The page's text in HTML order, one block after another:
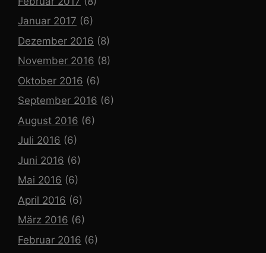
Januar 2017 (6)
Dezember 2016 (8)
November 2016 (8)
Oktober 2016 (6)
September 2016 (6)
August 2016 (6)
Juli 2016 (6)
Juni 2016 (6)
Mai 2016 (6)
April 2016 (6)
März 2016 (6)
Februar 2016 (6)